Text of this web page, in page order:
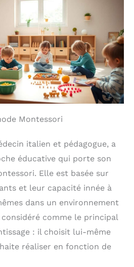
Montessori
italien et pédagogue, a
éducative qui porte son
Elle est basée sur
et leur capacité innée à
dans un environnement
considéré comme le principal
: il choisit lui-même
réaliser en fonction de